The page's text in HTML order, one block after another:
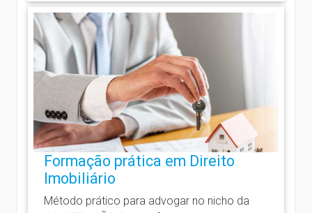
Formação prática em Direito
Imobiliário
Método prático para advogar no nicho da